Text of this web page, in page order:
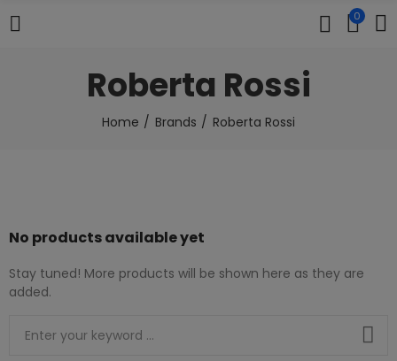
0
Roberta Rossi
Home Brands Roberta Rossi
No products available yet
Stay tuned! More products will be shown here as they are
added.